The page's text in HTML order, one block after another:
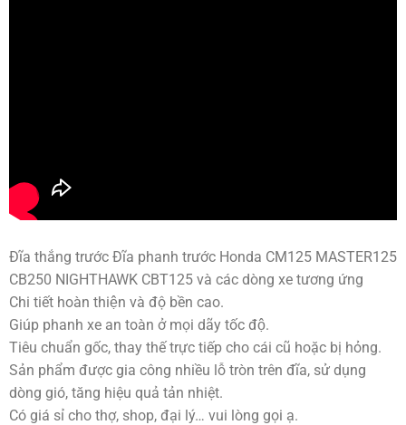
Đĩa thắng trước Đĩa phanh trước Honda CM125 MASTER125
CB250 NIGHTHAWK CBT125 và các dòng xe tương ứng
Chi tiết hoàn thiện và độ bền cao.
Giúp phanh xe an toàn ở mọi dãy tốc độ.
Tiêu chuẩn gốc, thay thế trực tiếp cho cái cũ hoặc bị hỏng.
Sản phẩm được gia công nhiều lỗ tròn trên đĩa, sử dụng
dòng gió, tăng hiệu quả tản nhiệt.
Có giá sỉ cho thợ, shop, đại lý… vui lòng gọi ạ.